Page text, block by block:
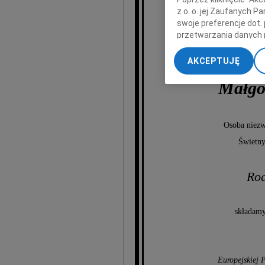
Osoba
Europejskiej
z o. o. jej Zaufanych
swoje preferencje dot.
przetwarzania danych
„Ustawienia
My, nasi Zaufani
dokładnych danych
Przechowywanie
AKCEPTUJĘ